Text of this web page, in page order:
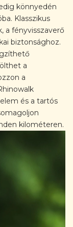
könnyedén
Klasszikus
a fényvisszaverő
biztonsághoz.
a
a
és a tartós
kilométeren.